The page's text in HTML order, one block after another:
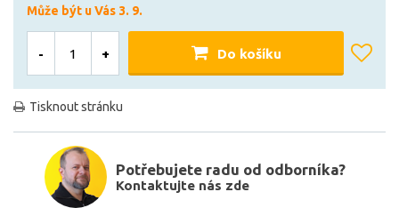
Může být u Vás 3. 9.
- + Do košíku
Tisknout stránku
Potřebujete radu od odborníka?
Kontaktujte nás zde